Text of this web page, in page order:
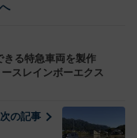
きる特急車両を製作
スレインボーエクス
次の記事